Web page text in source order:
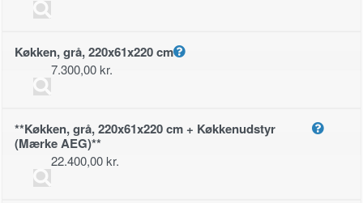
Køkken, grå, 220x61x220 cm
7.300,00kr.
**Køkken, grå, 220x61x220 cm + Køkkenudstyr
(Mærke AEG)**
22.400,00kr.